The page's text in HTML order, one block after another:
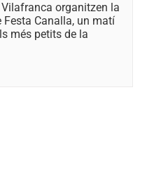
Vilafranca organitzen la
Festa Canalla, un matí
més petits de la